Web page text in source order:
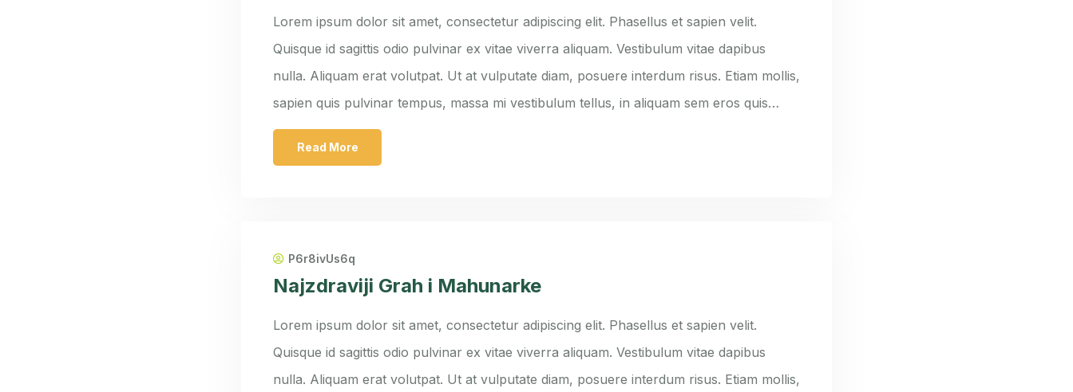
Lorem ipsum dolor sit amet, consectetur adipiscing elit. Phasellus et sapien velit.
Quisque id sagittis odio pulvinar ex vitae viverra aliquam. Vestibulum vitae dapibus
nulla. Aliquam erat volutpat. Ut at vulputate diam, posuere interdum risus. Etiam mollis,
sapien quis pulvinar tempus, massa mi vestibulum tellus, in aliquam sem eros quis…
Read More
P6r8ivUs6q
Najzdraviji Grah i Mahunarke
Lorem ipsum dolor sit amet, consectetur adipiscing elit. Phasellus et sapien velit.
Quisque id sagittis odio pulvinar ex vitae viverra aliquam. Vestibulum vitae dapibus
nulla. Aliquam erat volutpat. Ut at vulputate diam, posuere interdum risus. Etiam mollis,